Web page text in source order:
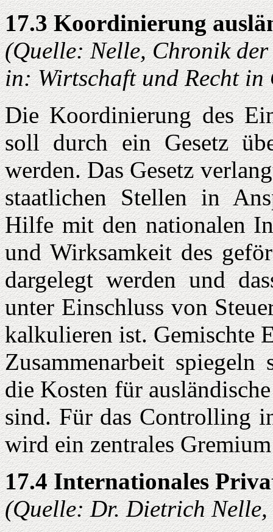
17.3 Koordinierung
(Quelle: Nelle, Chronik
in: Wirtschaft und Recht in
Die Koordinierung des
soll durch ein Gesetz
werden. Das Gesetz
staatlichen Stellen in
Hilfe mit den nationalen
und Wirksamkeit des
dargelegt werden und
unter Einschluss von
kalkulieren ist. Gemischte
Zusammenarbeit
die Kosten für
sind. Für das Controlling
wird ein zentrales
17.4 Internationales
(Quelle: Dr. Dietrich